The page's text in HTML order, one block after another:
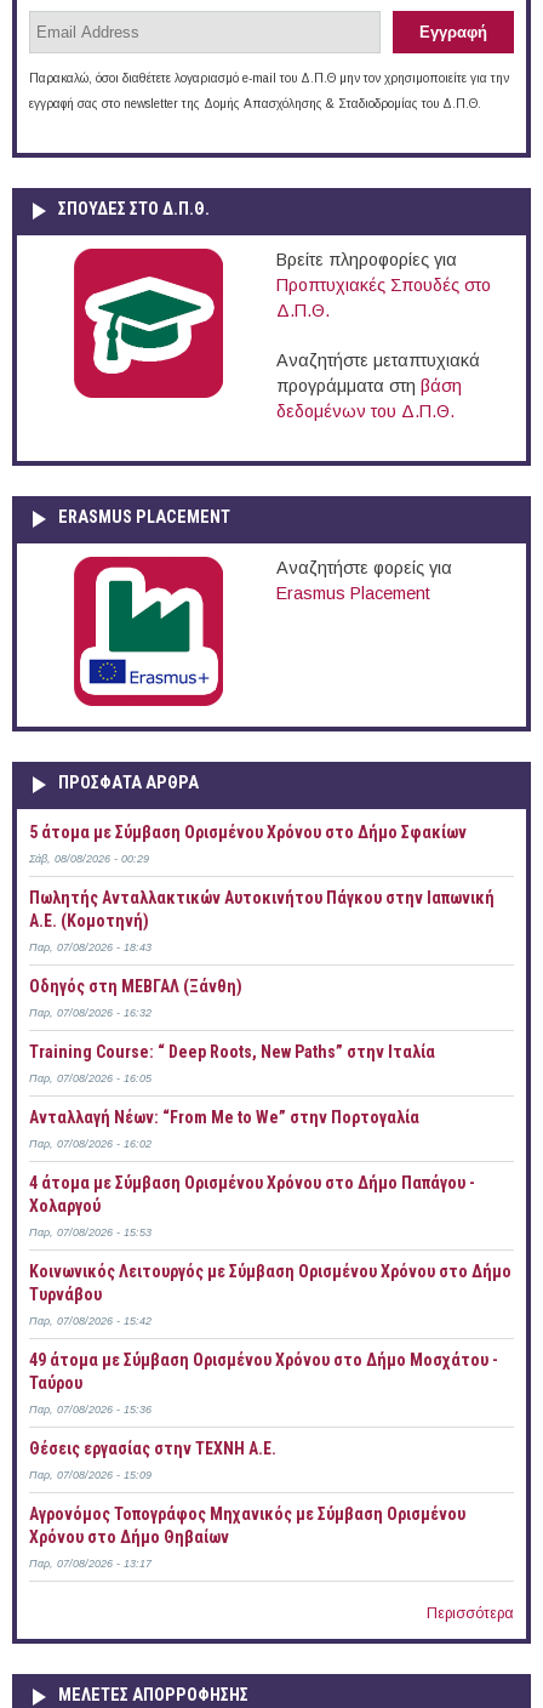
Παρακαλώ, όσοι διαθέτετε λογαριασμό e-mail του Δ.Π.Θ μην τον χρησιμοποιείτε για την
εγγραφή σας στο newsletter της Δομής Απασχόλησης & Σταδιοδρομίας του Δ.Π.Θ.
ΣΠΟΥΔΈΣ ΣΤΟ Δ.Π.Θ.
Βρείτε πληροφορίες για
Προπτυχιακές Σπουδές στο
Δ.Π.Θ.
Αναζητήστε μεταπτυχιακά
προγράμματα στη βάση
δεδομένων του Δ.Π.Θ.
ERASMUS PLACEMENT
Αναζητήστε φορείς για
Erasmus Placement
ΠΡOΣΦΑΤΑ AΡΘΡΑ
5 άτομα με Σύμβαση Ορισμένου Χρόνου στο Δήμο Σφακίων
Σάβ, 08/08/2026 - 00:29
Πωλητής Ανταλλακτικών Αυτοκινήτου Πάγκου στην Ιαπωνική
Α.Ε. (Κομοτηνή)
Παρ, 07/08/2026 - 18:43
Οδηγός στη ΜΕΒΓΑΛ (Ξάνθη)
Παρ, 07/08/2026 - 16:32
Training Course: “ Deep Roots, New Paths” στην Ιταλία
Παρ, 07/08/2026 - 16:05
Ανταλλαγή Νέων: “From Me to We” στην Πορτογαλία
Παρ, 07/08/2026 - 16:02
4 άτομα με Σύμβαση Ορισμένου Χρόνου στο Δήμο Παπάγου -
Χολαργού
Παρ, 07/08/2026 - 15:53
Κοινωνικός Λειτουργός με Σύμβαση Ορισμένου Χρόνου στο Δήμο
Τυρνάβου
Παρ, 07/08/2026 - 15:42
49 άτομα με Σύμβαση Ορισμένου Χρόνου στο Δήμο Μοσχάτου -
Ταύρου
Παρ, 07/08/2026 - 15:36
Θέσεις εργασίας στην ΤΕΧΝΗ Α.Ε.
Παρ, 07/08/2026 - 15:09
Αγρονόμος Τοπογράφος Μηχανικός με Σύμβαση Ορισμένου
Χρόνου στο Δήμο Θηβαίων
Παρ, 07/08/2026 - 13:17
Περισσότερα
ΜΕΛΕΤΕΣ ΑΠΟΡΡΟΦΗΣΗΣ